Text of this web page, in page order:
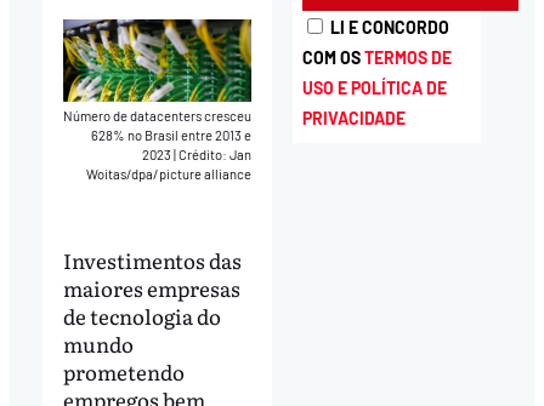
Número de datacenters cresceu
628% no Brasil entre 2013 e
2023|Crédito: Jan
Woitas/dpa/picture alliance
Investimentos das
maiores empresas
de tecnologia do
mundo
prometendo
empregos bem
LI E CONCORDO
COM OSTERMOS DE
USO E POLÍTICA DE
PRIVACIDADE